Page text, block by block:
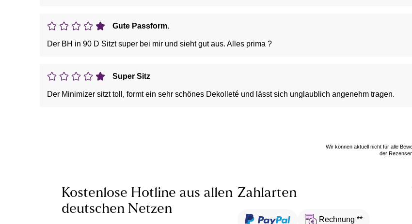
Gute Passform.
Der BH in 90 D Sitzt super bei mir und sieht gut aus. Alles prima ?
Super Sitz
Der Minimizer sitzt toll, formt ein sehr schönes Dekolleté und lässt sich unglaublich angenehm tragen.
Wir können aktuell nicht für alle
der
Kostenlose Hotline aus allen
deutschen Netzen
Zahlarten
Rechnung **